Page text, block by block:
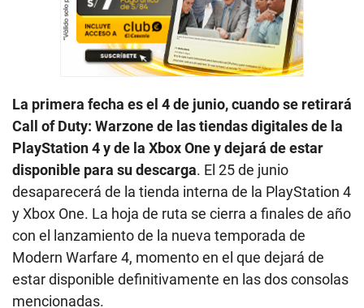
La primera fecha es el 4 de junio, cuando se retirará
Call of Duty: Warzone de las tiendas digitales de la
PlayStation 4 y de la Xbox One y dejará de estar
disponible para su descarga. El 25 de junio
desaparecerá de la tienda interna de la PlayStation 4
y Xbox One. La hoja de ruta se cierra a finales de año
con el lanzamiento de la nueva temporada de
Modern Warfare 4, momento en el que dejará de
estar disponible definitivamente en las dos consolas
mencionadas.